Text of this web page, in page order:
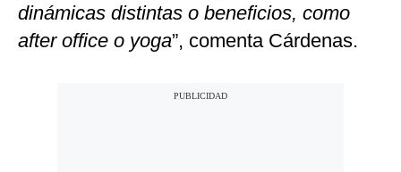
dinámicas distintas o beneficios, como
after office o yoga”, comenta Cárdenas.